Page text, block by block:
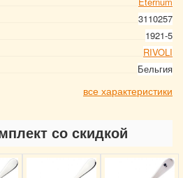
3110257
1921-5
RIVOLI
Бельгия
все характеристики
со скидкой